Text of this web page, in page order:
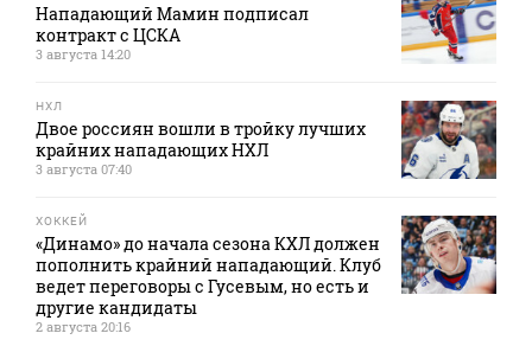
Нападающий Мамин подписал
контракт с ЦСКА
3 августа 14:20
НХЛ
Двое россиян вошли в тройку лучших
крайних нападающих НХЛ
3 августа 07:40
ХОККЕЙ
«Динамо» до начала сезона КХЛ должен
пополнить крайний нападающий. Клуб
ведет переговоры с Гусевым, но есть и
другие кандидаты
2 августа 20:16